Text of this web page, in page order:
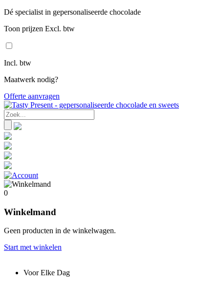
Dé specialist in gepersonaliseerde chocolade
Toon prijzen Excl. btw
Incl. btw
Maatwerk nodig?
Offerte aanvragen
0
Winkelmand
Geen producten in de winkelwagen.
Start met winkelen
Voor Elke Dag